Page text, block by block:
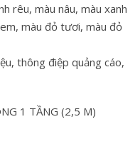
rêu, màu nâu, màu xanh
màu đỏ tươi, màu đỏ
thông điệp quảng cáo,